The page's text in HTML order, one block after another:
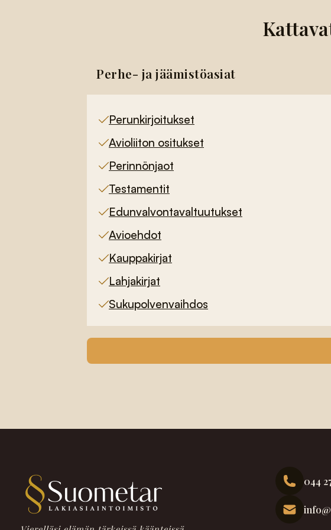
Perhe- ja jäämistöasiat
Perunkirjoitukset
Avioliiton ositukset
Perinnönjaot
Testamentit
Edunvalvontavaltuutukset
Avioehdot
Kauppakirjat
Lahjakirjat
Sukupolvenvaihdos
044